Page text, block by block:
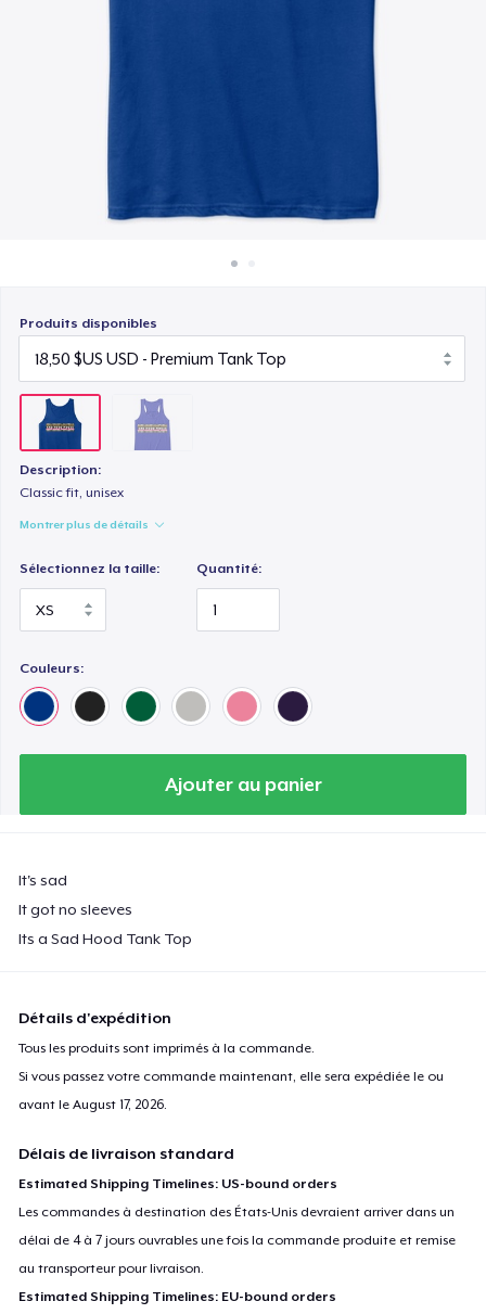
Produits disponibles
Description:
Classic fit, unisex
Montrer plus de détails
Sélectionnez la taille: Quantité:
Couleurs:
Ajouter au panier
It's sad
It got no sleeves
Its a Sad Hood Tank Top
Détails d'expédition
Tous les produits sont imprimés à la commande.
Si vous passez votre commande maintenant, elle sera expédiée le ou
avant leAugust 17, 2026.
Délais de livraison standard
Estimated Shipping Timelines: US-bound orders
Les commandes à destination des États-Unis devraient arriver dans un
délai de 4 à 7 jours ouvrables une fois la commande produite et remise
au transporteur pour livraison.
Estimated Shipping Timelines: EU-bound orders